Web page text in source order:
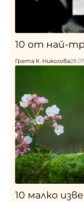
10 от най-
Грета К. Николова
10 малко